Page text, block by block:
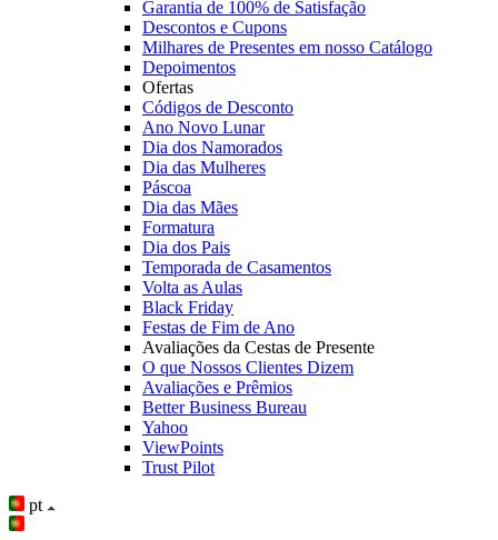
Garantia de 100% de Satisfação
Descontos e Cupons
Milhares de Presentes em nosso Catálogo
Depoimentos
Ofertas
Códigos de Desconto
Ano Novo Lunar
Dia dos Namorados
Dia das Mulheres
Páscoa
Dia das Mães
Formatura
Dia dos Pais
Temporada de Casamentos
Volta as Aulas
Black Friday
Festas de Fim de Ano
Avaliações da Cestas de Presente
O que Nossos Clientes Dizem
Avaliações e Prêmios
Better Business Bureau
Yahoo
ViewPoints
Trust Pilot
pt